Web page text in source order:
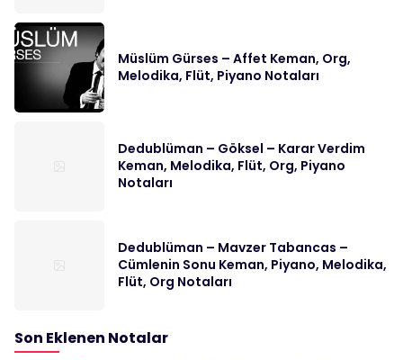
Müslüm Gürses – Affet Keman, Org,
Melodika, Flüt, Piyano Notaları
Dedublüman – Göksel – Karar Verdim
Keman, Melodika, Flüt, Org, Piyano
Notaları
Dedublüman – Mavzer Tabancas –
Cümlenin Sonu Keman, Piyano, Melodika,
Flüt, Org Notaları
Son Eklenen Notalar